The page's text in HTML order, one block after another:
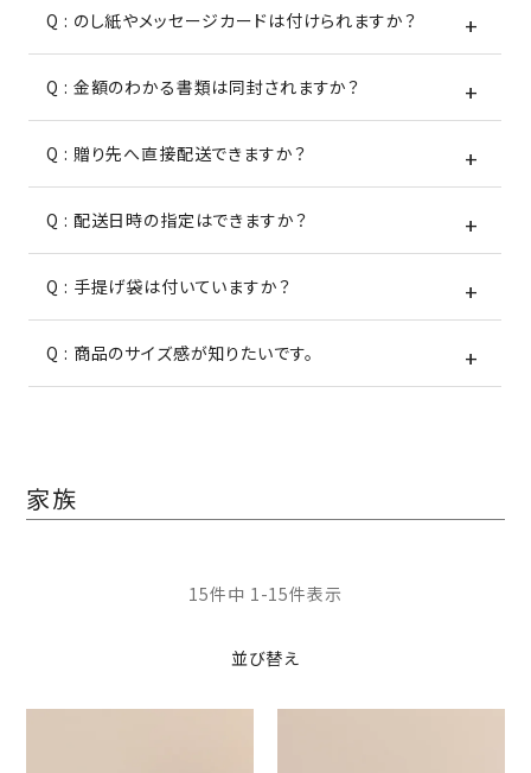
Q : のし紙やメッセージカードは付けられますか？
Q : 金額のわかる書類は同封されますか？
Q : 贈り先へ直接配送できますか？
Q : 配送日時の指定はできますか？
Q : 手提げ袋は付いていますか？
Q : 商品のサイズ感が知りたいです。
家族
並び替え
15件中 1 -15件表示